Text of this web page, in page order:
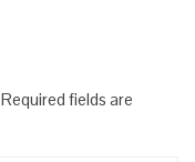
Required fields are